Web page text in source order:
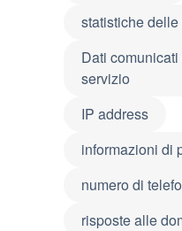
statistiche
Dati
servizio
IP address
informazioni di
numero di
risposte alle